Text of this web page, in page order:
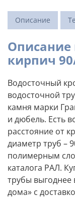
Описание
Описание
кирпич
Водосточный
водосточной
камня марки
и дюбель. Есть
расстояние от
диаметр труб –
полимерным
каталога РАЛ.
трубы выгоднее
дома» с